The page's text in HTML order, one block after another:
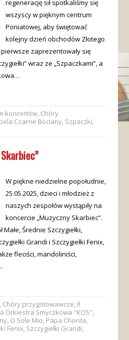
regenerację sił spotkaliśmy się
wszyscy w pięknym centrum
Poniatowej, aby świętować
kolejny dzień obchodów Złotego
zaprezentowały się
wraz ze „Szpaczkami”, a
koncertów, Chóry
Czarne Bociany, Szpaczki,
W piękne niedzielne popołudnie,
25.05.2025, dzieci i młodzież z
naszych zespołów wystąpiły na
koncercie „Muzyczny Skarbiec”.
Małe, Średnie Szczygiełki,
Grandi i Szczygiełki Fenix,
fleciści, mandoliniści,
Chóry przygotowawcze, Il
Orkiestra Smyczkowa "KOS",
, O Sole Mio, Papa Chorda,
Fenix, Szczygiełki Grandi,